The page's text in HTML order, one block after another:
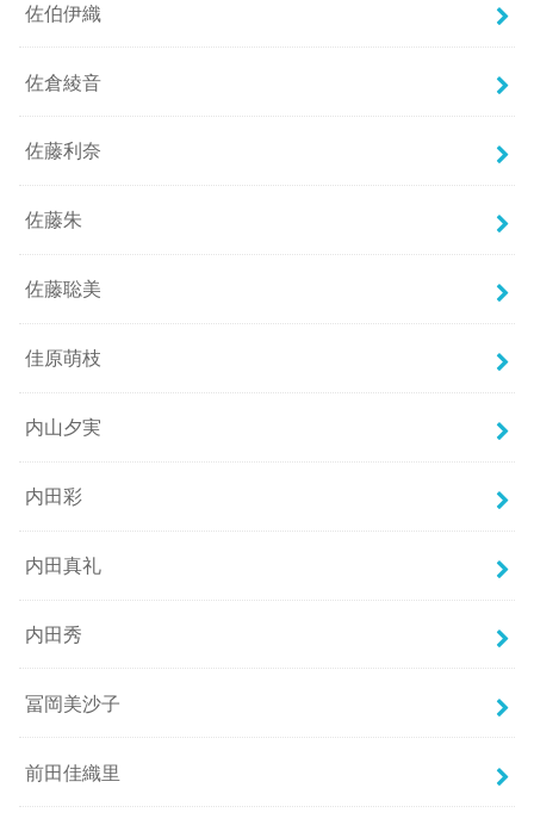
佐伯伊織
佐倉綾音
佐藤利奈
佐藤朱
佐藤聡美
佳原萌枝
内山夕実
内田彩
内田真礼
内田秀
冨岡美沙子
前田佳織里